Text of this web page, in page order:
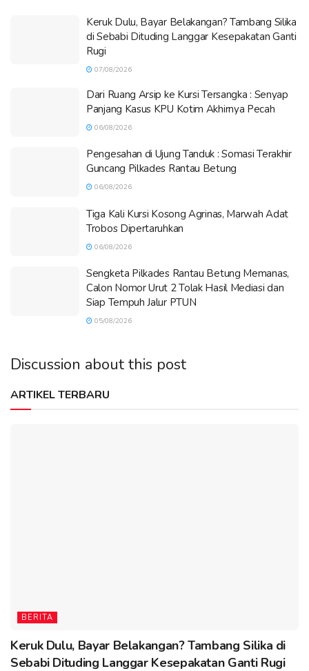
Keruk Dulu, Bayar Belakangan? Tambang Silika
di Sebabi Dituding Langgar Kesepakatan Ganti
Rugi
07/08/2026
Dari Ruang Arsip ke Kursi Tersangka : Senyap
Panjang Kasus KPU Kotim Akhirnya Pecah
06/08/2026
Pengesahan di Ujung Tanduk : Somasi Terakhir
Guncang Pilkades Rantau Betung
06/08/2026
Tiga Kali Kursi Kosong Agrinas, Marwah Adat
Trobos Dipertaruhkan
06/08/2026
Sengketa Pilkades Rantau Betung Memanas,
Calon Nomor Urut 2 Tolak Hasil Mediasi dan
Siap Tempuh Jalur PTUN
05/08/2026
Discussion about this post
ARTIKEL TERBARU
BERITA
Keruk Dulu, Bayar Belakangan? Tambang Silika di
Sebabi Dituding Langgar Kesepakatan Ganti Rugi